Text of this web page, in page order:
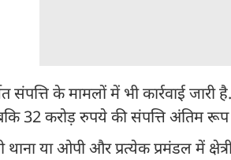
संपत्ति के मामलों में भी कार्रवाई
32 करोड़ रुपये की संपत्ति अंतिम
या ओपी और प्रत्येक प्रमंडल में